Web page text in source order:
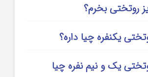
روتختی بخرم؟
یکنفره چیا داره؟
یک و نیم نفره چیا